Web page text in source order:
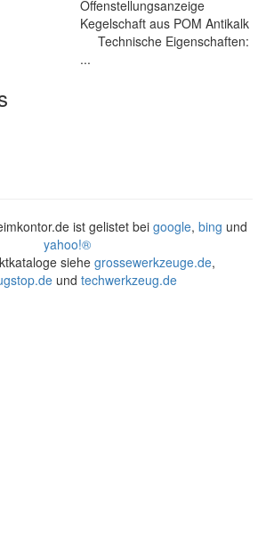
Offenstellungsanzeige
Kegelschaft aus POM Antikalk
Technische Eigenschaften:
...
ist gelistet bei google, bing und
yahoo!®
siehe grossewerkzeuge.de,
und techwerkzeug.de